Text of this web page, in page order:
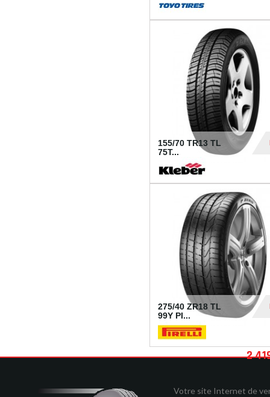
155/70 TR13 TL
75T...
275/40 ZR18 TL
99Y PI...
2
Votre site Internet de